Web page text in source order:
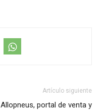
Artículo siguiente
Allopneus, portal de venta y